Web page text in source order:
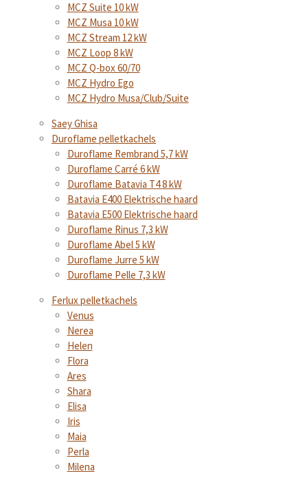
MCZ Suite 10 kW
MCZ Musa 10 kW
MCZ Stream 12 kW
MCZ Loop 8 kW
MCZ Q-box 60/70
MCZ Hydro Ego
MCZ Hydro Musa/Club/Suite
Saey Ghisa
Duroflame pelletkachels
Duroflame Rembrand 5,7 kW
Duroflame Carré 6 kW
Duroflame Batavia T4 8 kW
Batavia E400 Elektrische haard
Batavia E500 Elektrische haard
Duroflame Rinus 7,3 kW
Duroflame Abel 5 kW
Duroflame Jurre 5 kW
Duroflame Pelle 7,3 kW
Ferlux pelletkachels
Venus
Nerea
Helen
Flora
Ares
Shara
Elisa
Iris
Maia
Perla
Milena